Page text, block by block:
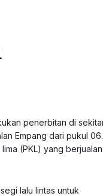
penerbitan di
Empang dari pukul
(PKL) yang
lalu lintas untuk